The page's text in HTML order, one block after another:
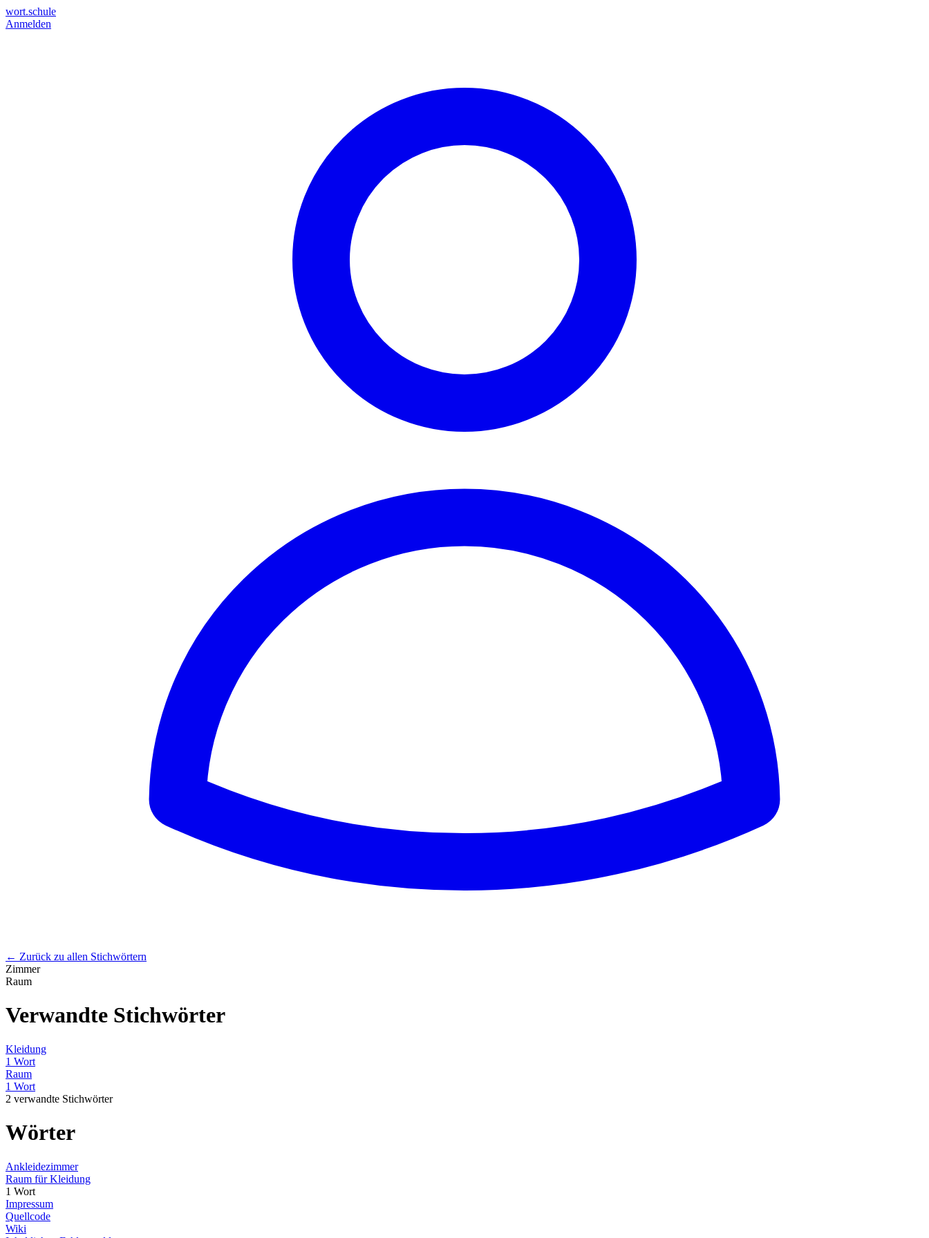
wort.schule
Anmelden
← Zurück zu allen Stichwörtern
Zimmer
Raum
Verwandte Stichwörter
Kleidung
1 Wort
Raum
1 Wort
2 verwandte Stichwörter
Wörter
Ankleidezimmer
Raum für Kleidung
1 Wort
Impressum
Quellcode
Wiki